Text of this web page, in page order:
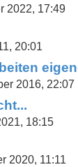
2022, 17:49
20:01
2016, 22:07
18:15
2020, 11:11